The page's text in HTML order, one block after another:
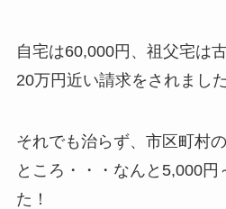
自宅は60,000円、祖父宅は
20万円近い請求をされました
それでも治らず、市区町村
ところ・・・なんと5,000円
た！